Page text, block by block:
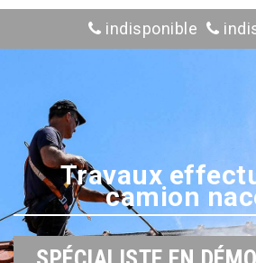
indisponible
Travaux
camion